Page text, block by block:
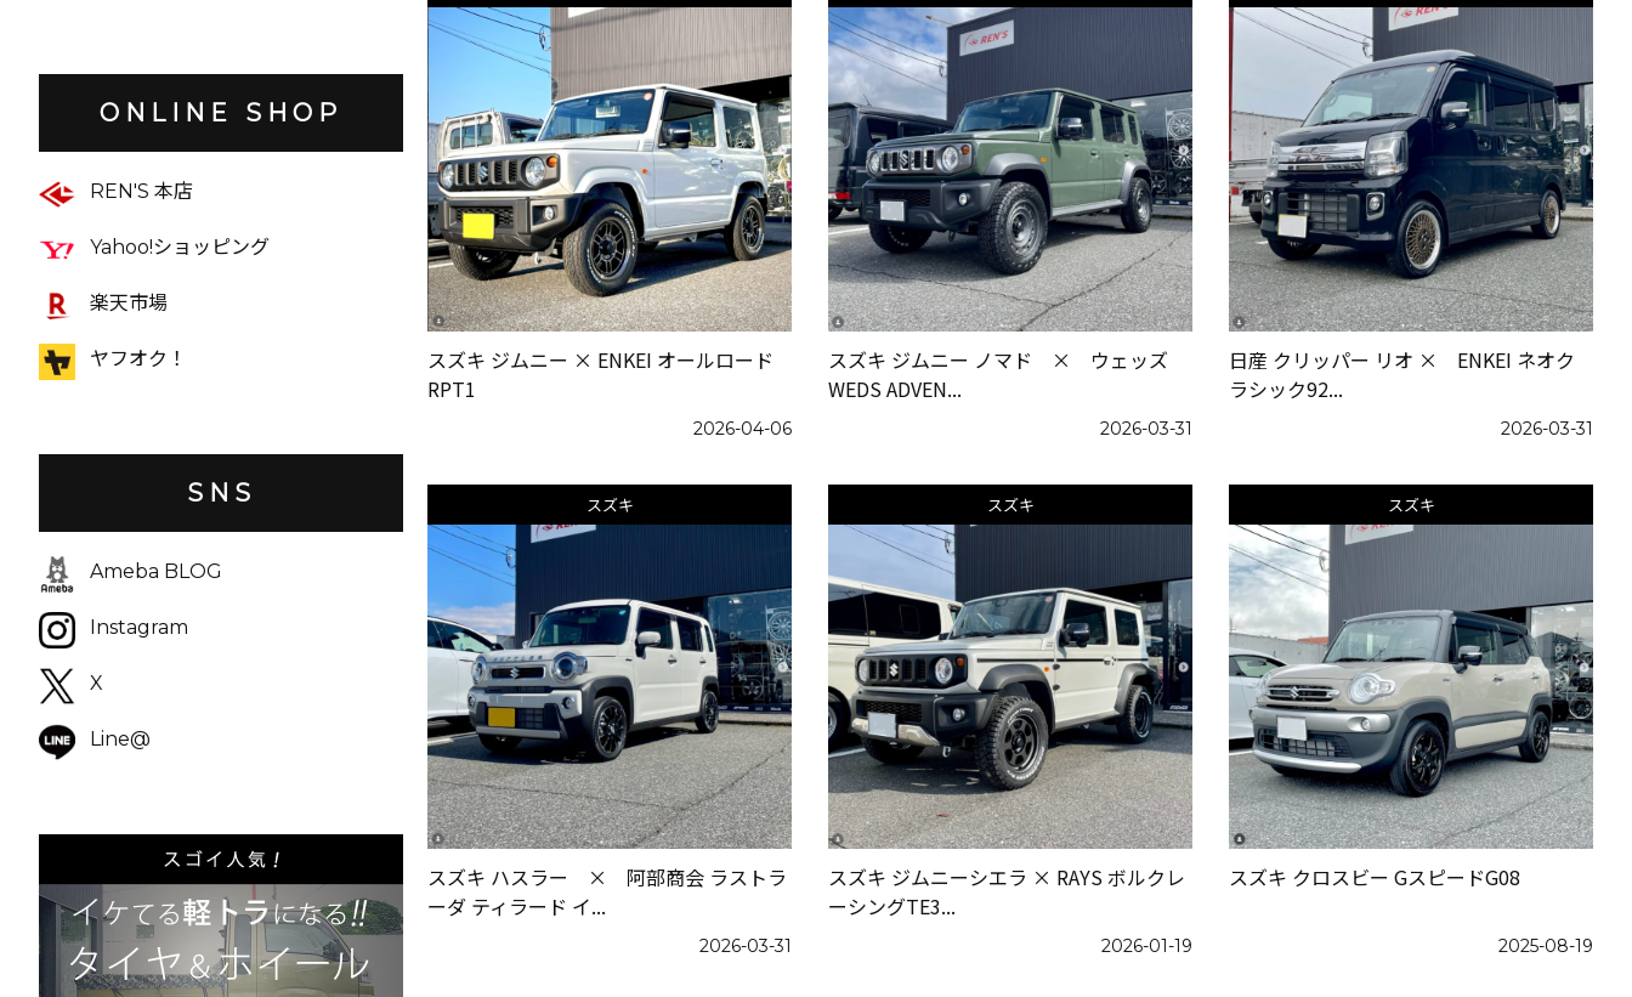
ONLINE SHOP
REN'S 本店
Yahoo!ショッピング
楽天市場
ヤフオク！
SNS
Ameba BLOG
Instagram
X
Line@
スズキ ジムニー × ENKEI オールロード
RPT1
2026-04-06
スズキ ジムニー ノマド × ウェッズ
WEDS ADVEN...
2026-03-31
日産 クリッパー リオ × ENKEI ネオク
ラシック92...
2026-03-31
スズキ
スズキ ハスラー × 阿部商会 ラストラ
ーダ ティラード イ...
2026-03-31
スズキ
スズキ ジムニーシエラ × RAYS ボルクレ
ーシングTE3...
2026-01-19
スズキ
スズキ クロスビー GスピードG08
2025-08-19